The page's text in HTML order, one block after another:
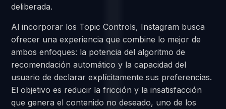
deliberada.
Al incorporar los Topic Controls, Instagram busca
ofrecer una experiencia que combine lo mejor de
ambos enfoques: la potencia del algoritmo de
recomendación automático y la capacidad del
usuario de declarar explícitamente sus preferencias.
El objetivo es reducir la fricción y la insatisfacción
que genera el contenido no deseado, uno de los